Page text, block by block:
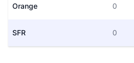
Orange 0
SFR 0